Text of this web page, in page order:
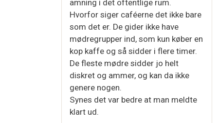
amning i det oftentlige rum.
Hvorfor siger caféerne det ikke bare
som det er. De gider ikke have
mødregrupper ind, som kun køber en
kop kaffe og så sidder i flere timer.
De fleste mødre sidder jo helt
diskret og ammer, og kan da ikke
genere nogen.
Synes det var bedre at man meldte
klart ud.